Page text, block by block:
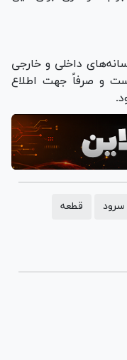
داخلی و خارجی
و صرفاً جهت اطلاع
سرود قطعه